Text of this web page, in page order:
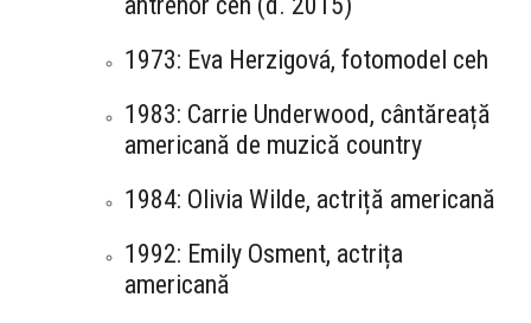
1973: Eva Herzigová, fotomodel ceh
1983: Carrie Underwood, cântăreață
americană de muzică country
1984: Olivia Wilde, actriță americană
1992: Emily Osment, actrița
americană